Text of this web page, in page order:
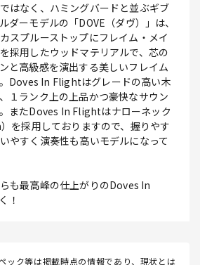
はなく、ハミングバードと並ぶギブ
ダーモデルの「DOVE（ダヴ）」は、
スプルーストップにフレイム・メイ
採用したウッドマテリアルで、芯の
と高級感を演出する美しいフレイム
Doves In Flightはグレードの高い木
１ランク上の上品かつ豪快なサウン
またDoves In Flightはナローネック
を採用しておりますので、握りやす
やすく演奏性も高いモデルになって
も最高峰の仕上がりのDoves In
！
ック等は掲載時点の情報であり、現状とは